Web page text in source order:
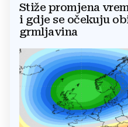
Stiže promjena
i gdje se očekuju
grmljavina